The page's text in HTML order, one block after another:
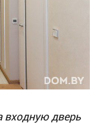
входную дверь